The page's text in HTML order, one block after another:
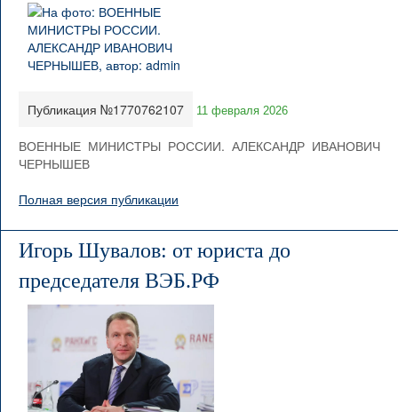
Публикация №1770762107 11 февраля 2026
ВОЕННЫЕ МИНИСТРЫ РОССИИ. АЛЕКСАНДР ИВАНОВИЧ
ЧЕРНЫШЕВ
Полная версия публикации
Игорь Шувалов: от юриста до
председателя ВЭБ.РФ